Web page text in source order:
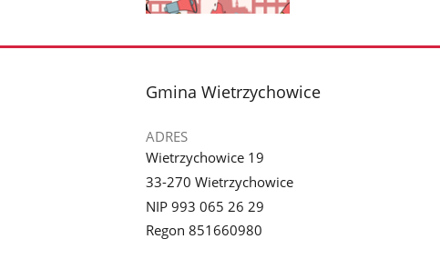
galerii.
stopka
Gmina Wietrzychowice
ADRES
Wietrzychowice 19
33-270 Wietrzychowice
NIP 993 065 26 29
Regon 851660980